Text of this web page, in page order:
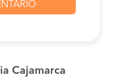
Cajamarca